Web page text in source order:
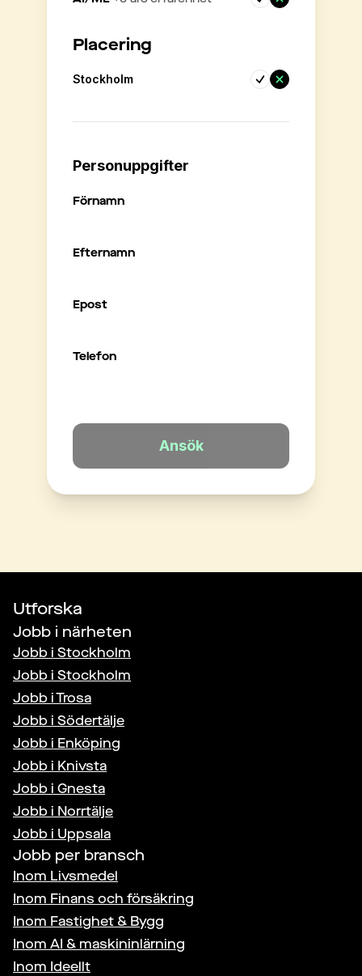
Placering
Stockholm
Personuppgifter
Förnamn
Efternamn
Epost
Telefon
Ansök
Utforska
Jobb i närheten
Jobb i Stockholm
Jobb i Stockholm
Jobb iTrosa
Jobb i Södertälje
Jobb i Enköping
Jobb i Knivsta
Jobb i Gnesta
Jobb i Norrtälje
Jobb i Uppsala
Jobb per bransch
Inom Livsmedel
Inom Finans och försäkring
Inom Fastighet & Bygg
Inom AI & maskininlärning
Inom Ideellt